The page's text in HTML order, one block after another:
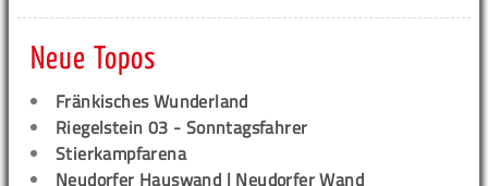
Neue Topos
Fränkisches Wunderland
Riegelstein 03 - Sonntagsfahrer
Stierkampfarena
Neudorfer Hauswand | Neudorfer Wand